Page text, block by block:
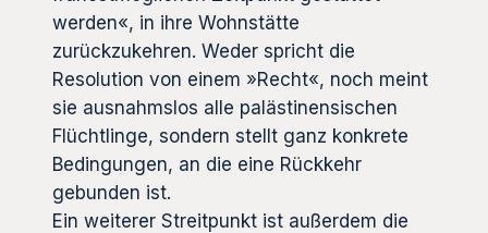
werden«, in ihre Wohnstätte
zurückzukehren. Weder spricht die
Resolution von einem »Recht«, noch meint
sie ausnahmslos alle palästinensischen
Flüchtlinge, sondern stellt ganz konkrete
Bedingungen, an die eine Rückkehr
gebunden ist.
Ein weiterer Streitpunkt ist außerdem die